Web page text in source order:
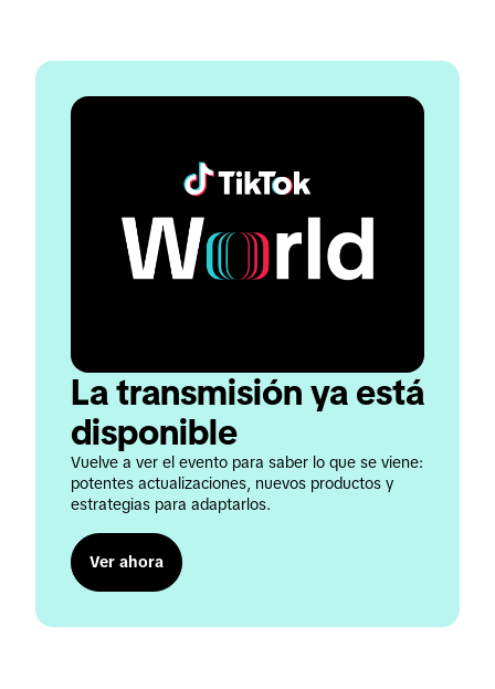
La transmisión ya está
disponible
Vuelve a ver el evento para saber lo que se viene:
potentes actualizaciones, nuevos productos y
estrategias para adaptarlos.
Ver ahora